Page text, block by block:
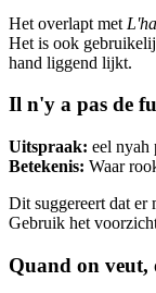
Het overlapt met
Het is ook
hand liggend lijkt.
Il n'y a pas de
Uitspraak: eel nyah
Betekenis: Waar
Dit suggereert dat er
Gebruik het
Quand on veut,